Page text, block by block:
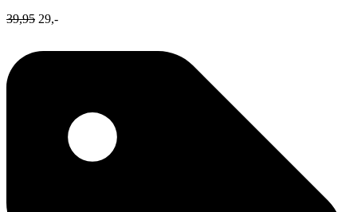
39,95 29,-